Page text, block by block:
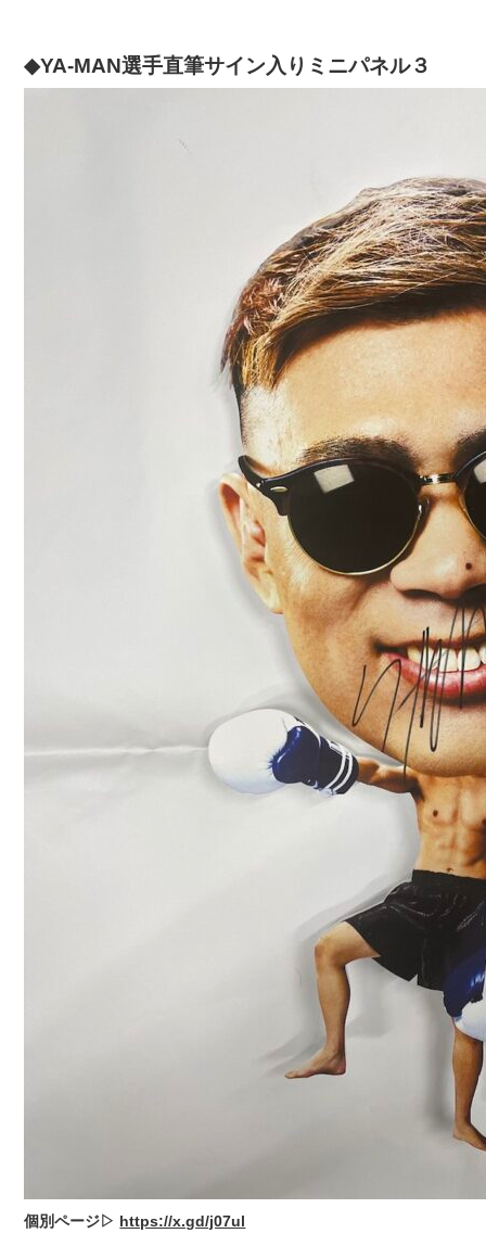
◆YA-MAN選手直筆サイン入りミニパネル３
個別ページ▷ https://x.gd/j07ul